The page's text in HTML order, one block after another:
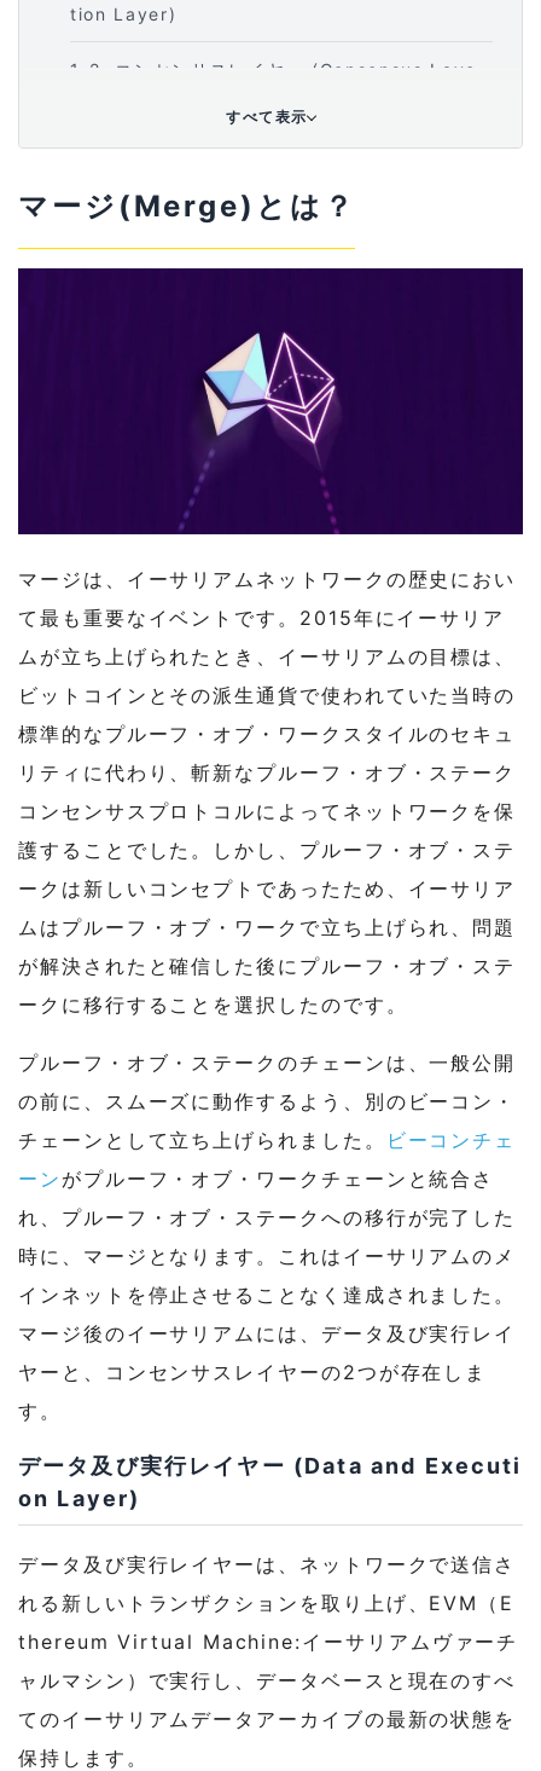
tion Layer)
1-2
コンセンサスレイヤー (Consensus Laye
2 マージの背景
2-1 ETHの発行量の減少
2-2 Stake（ステーク）へのインセンティブの
何故、プルーフ・オブ・ステークへ移行す
すべて表示
マージ(Merge)とは？
マージは、イーサリアムネットワークの歴史におい
て最も重要なイベントです。2015年にイーサリア
ムが立ち上げられたとき、イーサリアムの目標は、
ビットコインとその派生通貨で使われていた当時の
標準的なプルーフ・オブ・ワークスタイルのセキュ
リティに代わり、斬新なプルーフ・オブ・ステーク
コンセンサスプロトコルによってネットワークを保
護することでした。しかし、プルーフ・オブ・ステ
ークは新しいコンセプトであったため、イーサリア
ムはプルーフ・オブ・ワークで立ち上げられ、問題
が解決されたと確信した後にプルーフ・オブ・ステ
ークに移行することを選択したのです。
プルーフ・オブ・ステークのチェーンは、一般公開
の前に、スムーズに動作するよう、別のビーコン・
チェーンとして立ち上げられました。
ビーコンチェ
ーン がプルーフ・オブ・ワークチェーンと統合さ
れ、プルーフ・オブ・ステークへの移行が完了した
時に、マージとなります。これはイーサリアムのメ
インネットを停止させることなく達成されました。
マージ後のイーサリアムには、データ及び実行レイ
ヤーと、コンセンサスレイヤーの2つが存在しま
す。
データ及び実行レイヤー (Data and Executi
on Layer)
データ及び実行レイヤーは、ネットワークで送信さ
れる新しいトランザクションを取り上げ、EVM（E
thereum Virtual Machine:イーサリアムヴァーチ
ャルマシン）で実行し、データベースと現在のすべ
てのイーサリアムデータアーカイブの最新の状態を
保持します。